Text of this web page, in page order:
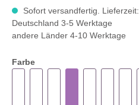
Sofort versandfertig. Lieferzeit:
Deutschland 3-5 Werktage
andere Länder 4-10 Werktage
Farbe